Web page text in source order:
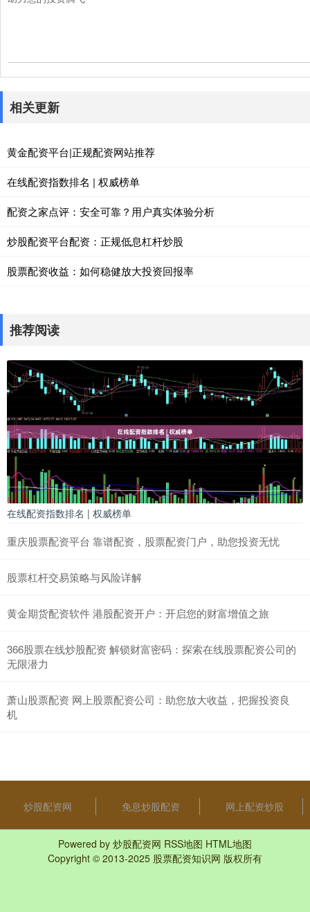
相关更新
黄金配资平台|正规配资网站推荐
在线配资指数排名 | 权威榜单
配资之家点评：安全可靠？用户真实体验分析
炒股配资平台配资：正规低息杠杆炒股
股票配资收益：如何稳健放大投资回报率
推荐阅读
在线配资指数排名 | 权威榜单
重庆股票配资平台 靠谱配资，股票配资门户，助您投资无忧
股票杠杆交易策略与风险详解
黄金期货配资软件 港股配资开户：开启您的财富增值之旅
366股票在线炒股配资 解锁财富密码：探索在线股票配资公司的
无限潜力
萧山股票配资 网上股票配资公司：助您放大收益，把握投资良
机
炒股配资网 免息炒股配资 网上配资炒股
Powered by 炒股配资网 RSS地图 HTML地图
Copyright © 2013-2025 股票配资知识网 版权所有